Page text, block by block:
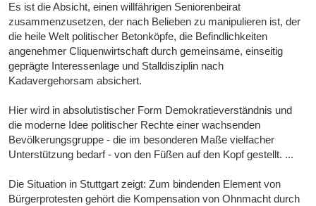
Es ist die Absicht, einen willfährigen Seniorenbeirat
zusammenzusetzen, der nach Belieben zu manipulieren ist, der
die heile Welt politischer Betonköpfe, die Befindlichkeiten
angenehmer Cliquenwirtschaft durch gemeinsame, einseitig
geprägte Interessenlage und Stalldisziplin nach
Kadavergehorsam absichert.
Hier wird in absolutistischer Form Demokratieverständnis und
die moderne Idee politischer Rechte einer wachsenden
Bevölkerungsgruppe - die im besonderen Maße vielfacher
Unterstützung bedarf - von den Füßen auf den Kopf gestellt. ...
Die Situation in Stuttgart zeigt: Zum bindenden Element von
Bürgerprotesten gehört die Kompensation von Ohnmacht durch